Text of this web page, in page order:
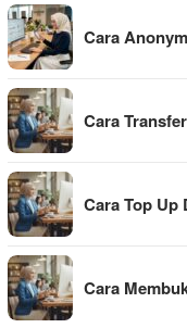
Cara
Cara
Cara Top Up
Cara